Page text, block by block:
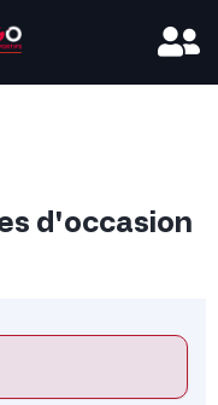
d'occasion